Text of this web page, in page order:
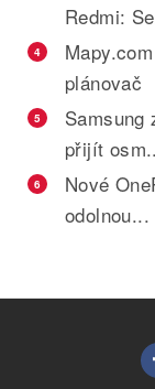
Redmi:
4
plánovač
5
Samsung
přijít
6
Nové
odolnou...